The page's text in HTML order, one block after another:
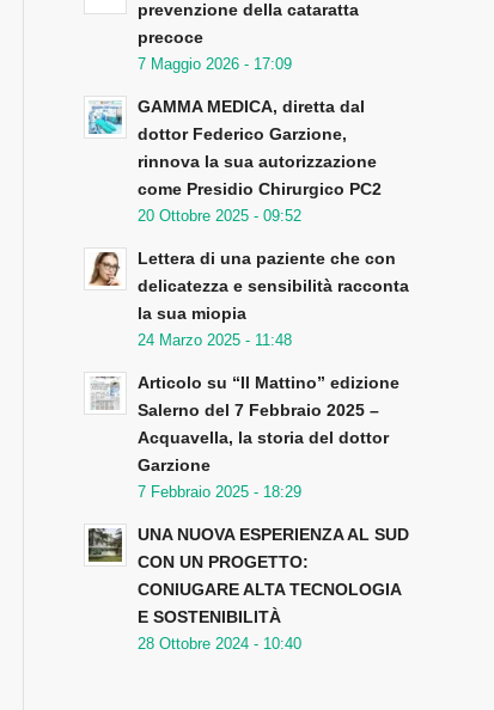
prevenzione della cataratta
precoce
7 Maggio 2026 - 17:09
GAMMA MEDICA, diretta dal
dottor Federico Garzione,
rinnova la sua autorizzazione
come Presidio Chirurgico PC2
20 Ottobre 2025 - 09:52
Lettera di una paziente che con
delicatezza e sensibilità racconta
la sua miopia
24 Marzo 2025 - 11:48
Articolo su “Il Mattino” edizione
Salerno del 7 Febbraio 2025 –
Acquavella, la storia del dottor
Garzione
7 Febbraio 2025 - 18:29
UNA NUOVA ESPERIENZA AL SUD
CON UN PROGETTO:
CONIUGARE ALTA TECNOLOGIA
E SOSTENIBILITÀ
28 Ottobre 2024 - 10:40